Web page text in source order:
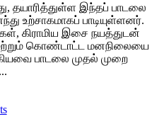
இந்தப் பாடலை
உற்சாகமாகப் பாடியுள்ளனர்.
கிராமிய இசை நயத்துடன்
கொண்டாட்ட மனநிலையை
பாடலை முதல் முறை